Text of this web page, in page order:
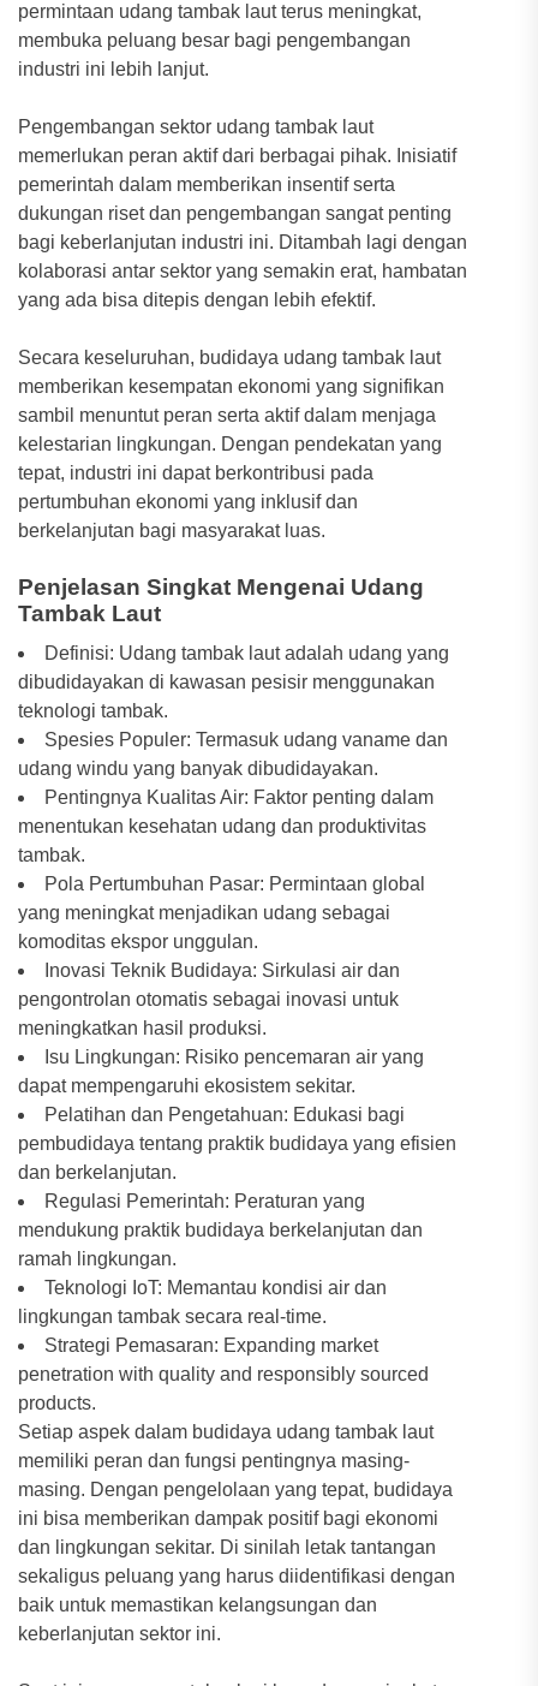
permintaan udang tambak laut terus meningkat,
membuka peluang besar bagi pengembangan
industri ini lebih lanjut.
Pengembangan sektor udang tambak laut
memerlukan peran aktif dari berbagai pihak. Inisiatif
pemerintah dalam memberikan insentif serta
dukungan riset dan pengembangan sangat penting
bagi keberlanjutan industri ini. Ditambah lagi dengan
kolaborasi antar sektor yang semakin erat, hambatan
yang ada bisa ditepis dengan lebih efektif.
Secara keseluruhan, budidaya udang tambak laut
memberikan kesempatan ekonomi yang signifikan
sambil menuntut peran serta aktif dalam menjaga
kelestarian lingkungan. Dengan pendekatan yang
tepat, industri ini dapat berkontribusi pada
pertumbuhan ekonomi yang inklusif dan
berkelanjutan bagi masyarakat luas.
Penjelasan Singkat Mengenai Udang
Tambak Laut
Definisi: Udang tambak laut adalah udang yang
dibudidayakan di kawasan pesisir menggunakan
teknologi tambak.
Spesies Populer: Termasuk udang vaname dan
udang windu yang banyak dibudidayakan.
Pentingnya Kualitas Air: Faktor penting dalam
menentukan kesehatan udang dan produktivitas
tambak.
Pola Pertumbuhan Pasar: Permintaan global
yang meningkat menjadikan udang sebagai
komoditas ekspor unggulan.
Inovasi Teknik Budidaya: Sirkulasi air dan
pengontrolan otomatis sebagai inovasi untuk
meningkatkan hasil produksi.
Isu Lingkungan: Risiko pencemaran air yang
dapat mempengaruhi ekosistem sekitar.
Pelatihan dan Pengetahuan: Edukasi bagi
pembudidaya tentang praktik budidaya yang efisien
dan berkelanjutan.
Regulasi Pemerintah: Peraturan yang
mendukung praktik budidaya berkelanjutan dan
ramah lingkungan.
Teknologi IoT: Memantau kondisi air dan
lingkungan tambak secara real-time.
Strategi Pemasaran: Expanding market
penetration with quality and responsibly sourced
products.
Setiap aspek dalam budidaya udang tambak laut
memiliki peran dan fungsi pentingnya masing-
masing. Dengan pengelolaan yang tepat, budidaya
ini bisa memberikan dampak positif bagi ekonomi
dan lingkungan sekitar. Di sinilah letak tantangan
sekaligus peluang yang harus diidentifikasi dengan
baik untuk memastikan kelangsungan dan
keberlanjutan sektor ini.